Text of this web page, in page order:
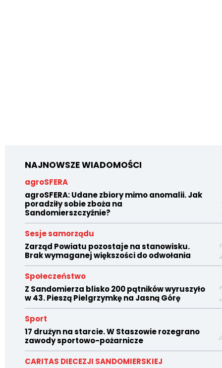
NAJNOWSZE WIADOMOŚCI
agroSFERA
agroSFERA: Udane zbiory mimo anomalii. Jak
poradziły sobie zboża na
Sandomierszczyźnie?
Sesje samorządu
Zarząd Powiatu pozostaje na stanowisku.
Brak wymaganej większości do odwołania
Społeczeństwo
Z Sandomierza blisko 200 pątników wyruszyło
w 43. Pieszą Pielgrzymkę na Jasną Górę
Sport
17 drużyn na starcie. W Staszowie rozegrano
zawody sportowo-pożarnicze
CARITAS DIECEZJI SANDOMIERSKIEJ